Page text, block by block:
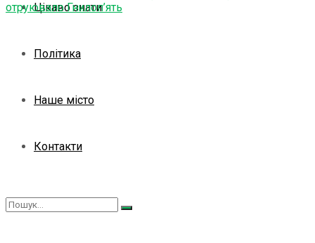
Цікаво знати
Політика
Наше місто
Контакти